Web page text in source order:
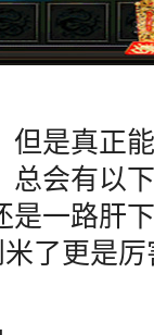
但是真正
总会有以
是一路肝
了更是